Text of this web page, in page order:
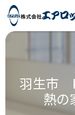
羽生市
熱の